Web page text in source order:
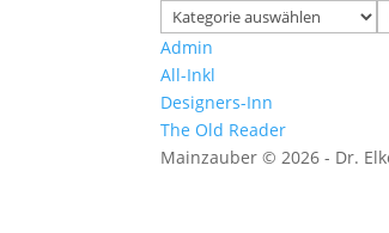
Kategorien
Admin
All-Inkl
Designers-Inn
The Old Reader
Mainzauber © 2026 - Dr.